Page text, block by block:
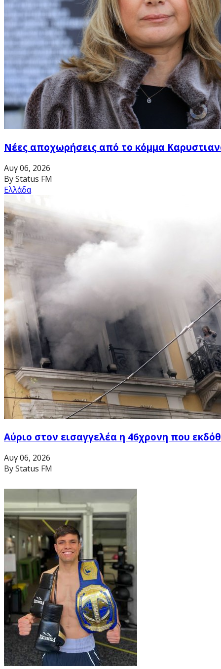
Νέες αποχωρήσεις από το κόμμα
Αυγ 06, 2026
By Status FM
Ελλάδα
Αύριο στον εισαγγελέα η 46χρονη που
Αυγ 06, 2026
By Status FM